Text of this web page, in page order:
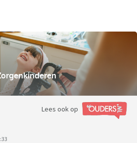
Lees ook op